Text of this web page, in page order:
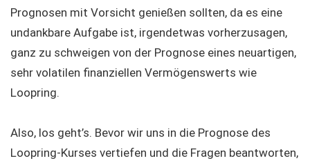
Prognosen mit Vorsicht genießen sollten, da es eine
undankbare Aufgabe ist, irgendetwas vorherzusagen,
ganz zu schweigen von der Prognose eines neuartigen,
sehr volatilen finanziellen Vermögenswerts wie
Loopring.
Also, los geht’s. Bevor wir uns in die Prognose des
Loopring-Kurses vertiefen und die Fragen beantworten,